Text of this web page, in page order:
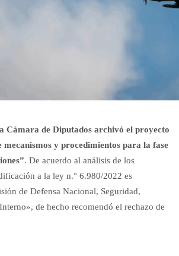
Cámara de Diputados archivó el proyecto
mecanismos y procedimientos para la fase
. De acuerdo al análisis de los
a la ley n.° 6.980/2022 es
de Defensa Nacional, Seguridad,
de hecho recomendó el rechazo de